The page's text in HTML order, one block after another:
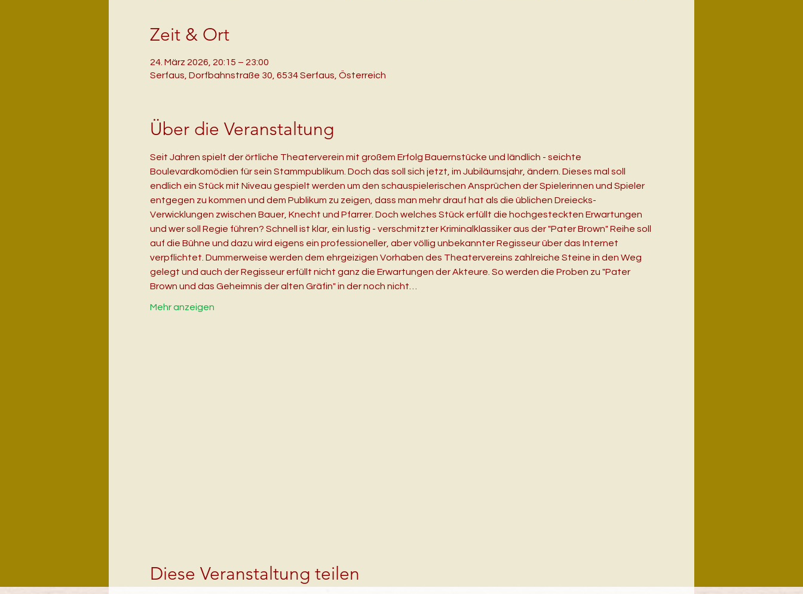
Zeit & Ort
24. März 2026, 20:15 – 23:00
Serfaus, Dorfbahnstraße 30, 6534 Serfaus, Österreich
Über die Veranstaltung
Seit Jahren spielt der örtliche Theaterverein mit großem Erfolg Bauernstücke und ländlich - seichte
Boulevardkomödien für sein Stammpublikum. Doch das soll sich jetzt, im Jubiläumsjahr, ändern. Dieses mal soll
endlich ein Stück mit Niveau gespielt werden um den schauspielerischen Ansprüchen der Spielerinnen und Spieler
entgegen zu kommen und dem Publikum zu zeigen, dass man mehr drauf hat als die üblichen Dreiecks-
Verwicklungen zwischen Bauer, Knecht und Pfarrer. Doch welches Stück erfüllt die hochgesteckten Erwartungen
und wer soll Regie führen? Schnell ist klar, ein lustig - verschmitzter Kriminalklassiker aus der "Pater Brown" Reihe soll
auf die Bühne und dazu wird eigens ein professioneller, aber völlig unbekannter Regisseur über das Internet
verpflichtet. Dummerweise werden dem ehrgeizigen Vorhaben des Theatervereins zahlreiche Steine in den Weg
gelegt und auch der Regisseur erfüllt nicht ganz die Erwartungen der Akteure. So werden die Proben zu "Pater
Brown und das Geheimnis der alten Gräfin" in der noch nicht…
Mehr anzeigen
Diese Veranstaltung teilen